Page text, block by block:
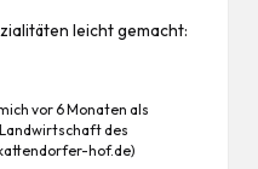
leicht gemacht:
vor 6 Monaten als
des
hof.de)